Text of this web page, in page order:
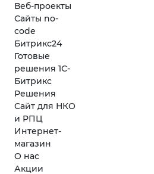
Веб-проекты
Сайты no-
code
Битрикс24
Готовые
решения 1С-
Битрикс
Решения
Сайт для НКО
и РПЦ
Интернет-
магазин
О нас
Акции